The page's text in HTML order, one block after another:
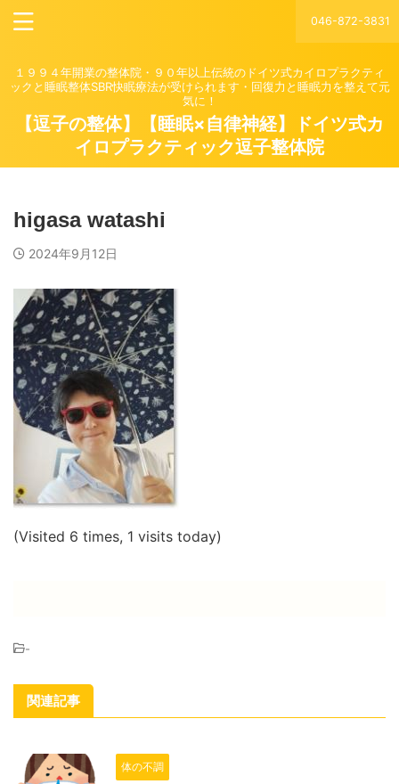
046-872-3831
１９９４年開業の整体院・９０年以上伝統のドイツ式カイロプラクティ
ックと睡眠整体SBR快眠療法が受けられます・回復力と睡眠力を整えて元
気に！
【逗子の整体】【睡眠×自律神経】ドイツ式カ
イロプラクティック逗子整体院
higasa watashi
2024年9月12日
(Visited 6 times, 1 visits today)
-
関連記事
体の不調